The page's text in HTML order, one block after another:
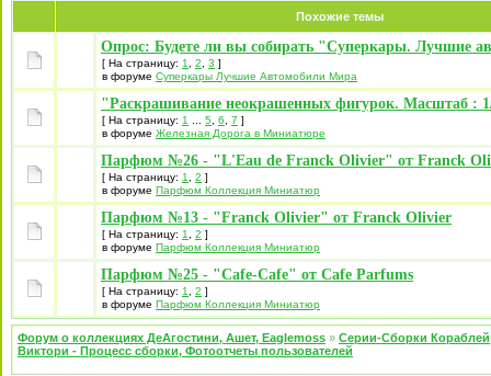
Похожие темы
Опрос: Будете ли вы собирать "Суперкары. Лучшие
[ На страницу: 1 2 3 ]
в форуме Суперкары Лучшие Автомобили Mира
"Раскрашивание неокрашенных фигурок. Масштаб :
[ На страницу: 1 5 6 7 ]
в форуме Железная Дорога в Миниатюре
Парфюм №26 - "L'Eau de Franck Olivier" от Franck
[ На страницу: 1 2 ]
в форуме Парфюм Коллекция Миниатюр
Парфюм №13 - "Franck Olivier" от Franck Olivier
[ На страницу: 1 2 ]
в форуме Парфюм Коллекция Миниатюр
Парфюм №25 - "Cafe-Cafe" от Cafe Parfums
[ На страницу: 1 2 ]
в форуме Парфюм Коллекция Миниатюр
Форум о коллекциях ДеАгостини, Ашет, Eaglemoss » Серии-Сборки Кораблей
Виктори - Процесс сборки, Фотоотчеты пользователей